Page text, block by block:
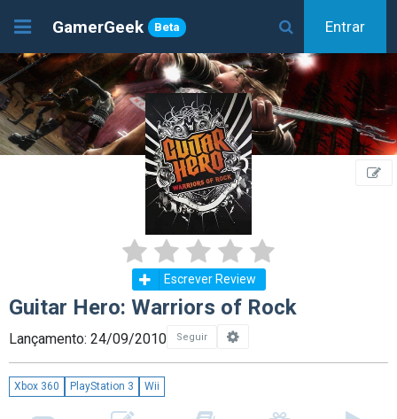
GamerGeek Beta Entrar
Escrever Review
Guitar Hero: Warriors of Rock
Lançamento: 24/09/2010 Seguir
Xbox 360 PlayStation 3 Wii